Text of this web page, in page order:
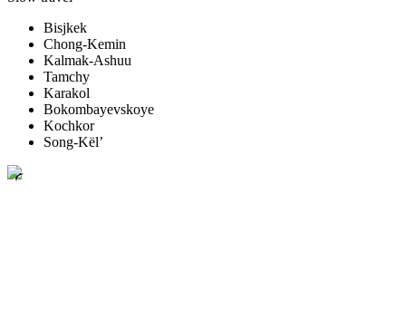
Bisjkek
Chong-Kemin
Kalmak-Ashuu
Tamchy
Karakol
Bokombayevskoye
Kochkor
Song-Kël’